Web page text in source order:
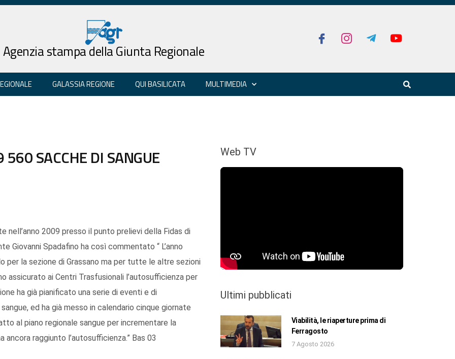
Agenzia stampa della Giunta Regionale
GALASSIA REGIONE QUI BASILICATA MULTIMEDIA
SACCHE DI SANGUE
2009 presso il punto prelievi della Fidas di
Giovanni Spadafino ha così commentato “ L’anno
la sezione di Grassano ma per tutte le altre sezioni
assicurato ai Centri Trasfusionali l’autosufficienza per
ha già pianificato una serie di eventi e di
ed ha già messo in calendario cinque giornate
al piano regionale sangue per incrementare la
raggiunto l’autosufficienza.” Bas 03
Web TV
Ultimi pubblicati
Viabilità, le riaperture prima di
Ferragosto
7 Agosto 2026